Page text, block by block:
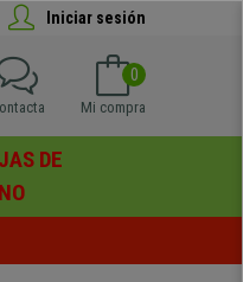
Iniciar sesión
0
Mi compra
DE